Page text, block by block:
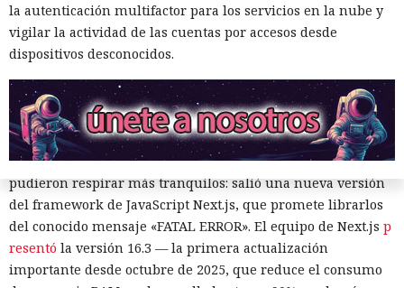
Los desarrolladores, que durante años soportaron fallos
repentinos de Node.js al compilar aplicaciones complejas,
pudieron respirar más tranquilos: salió una nueva versión
del framework de JavaScript Next.js, que promete librarlos
del conocido mensaje «FATAL ERROR». El equipo de Next.js p
resentó la versión 16.3 — la primera actualización
importante desde octubre de 2025, que reduce el consumo
la autenticación multifactor para los servicios en la nube y
vigilar la actividad de las cuentas por accesos desde
dispositivos desconocidos.